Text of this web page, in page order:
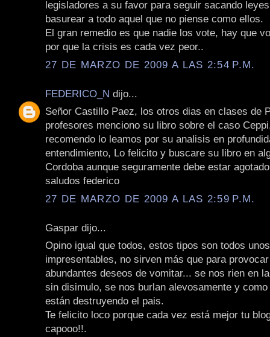
legisladores a su favor para seguir sacando
basurear a todo aquel que no piense como ellos.
El gran remedio es que nadie los vote, hay que
por que la crisis es cada vez peor..
27 DE MARZO DE 2009 A LAS 2:54 P.M.
FEDERICO_N dijo...
Señor Castillo Paez, los otros dias en clases de
profesores menciono su libro sobre el caso
recomendo lo leamos por su analisis en
entendimiento, Lo felicito y buscare su libro en
Cordoba aunque seguramente debe estar
saludos federico
27 DE MARZO DE 2009 A LAS 2:59 P.M.
Gaspar dijo...
Opino igual que todos, estos tipos son todos unos
impresentables, no sirven más que para
abundantes deseos de vomitar... se nos rien en
sin disimulo, se nos burlan alevosamente y
están destruyendo el pais.
Te felicito loco porque cada vez está mejor tu
capooo!!.